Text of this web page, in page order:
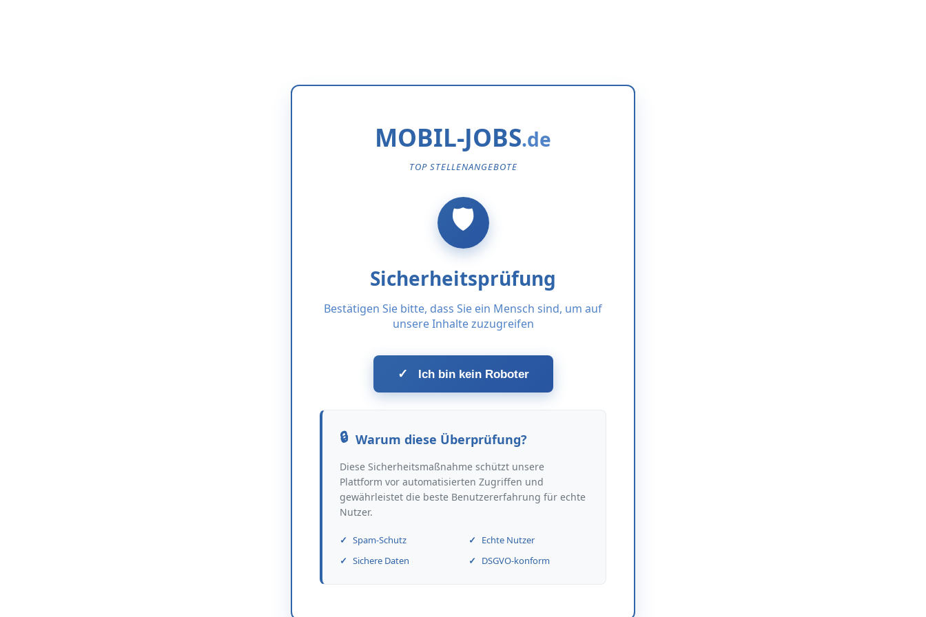
MOBIL-JOBS
TOP STELLENANGEBOTE
Sicherheitsprüfung
Bestätigen Sie bitte, dass Sie ein Mensch sind, um auf
unsere Inhalte zuzugreifen
✓ Ich bin kein Roboter
Warum diese Überprüfung?
Diese Sicherheitsmaßnahme schützt unsere
Plattform vor automatisierten Zugriffen und
gewährleistet die beste Benutzererfahrung für echte
Nutzer.
Spam-Schutz
Echte Nutzer
Sichere Daten
DSGVO-konform